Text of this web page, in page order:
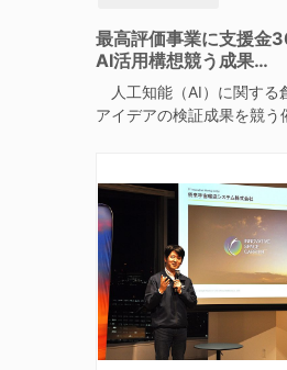
最高評価事業に支援金
AI活用構想競う成果…
人工知能（AI）に関する
アイデアの検証成果を競う